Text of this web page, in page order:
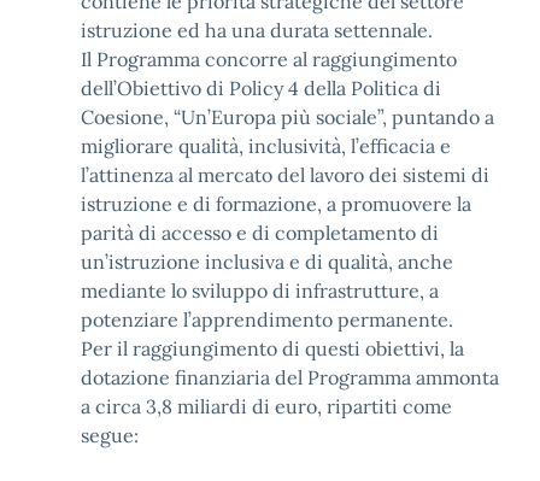
istruzione ed ha una durata settennale.
Il Programma concorre al raggiungimento
dell’Obiettivo di Policy 4 della Politica di
Coesione, “Un’Europa più sociale”, puntando a
migliorare qualità, inclusività, l’efficacia e
l’attinenza al mercato del lavoro dei sistemi di
istruzione e di formazione, a promuovere la
parità di accesso e di completamento di
un’istruzione inclusiva e di qualità, anche
mediante lo sviluppo di infrastrutture, a
potenziare l’apprendimento permanente.
Per il raggiungimento di questi obiettivi, la
dotazione finanziaria del Programma ammonta
a circa 3,8 miliardi di euro, ripartiti come
segue: